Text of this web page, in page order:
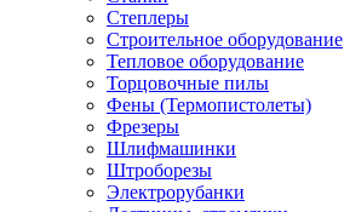
Степлеры
Строительное оборудование
Тепловое оборудование
Торцовочные пилы
Фены (Термопистолеты)
Фрезеры
Шлифмашинки
Штроборезы
Электрорубанки